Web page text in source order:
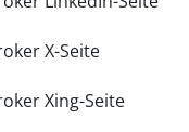
X-Seite
Xing-Seite